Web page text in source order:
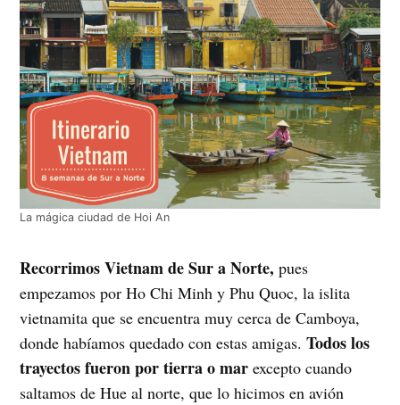
La mágica ciudad de Hoi An
Recorrimos Vietnam de Sur a Norte, pues
empezamos por Ho Chi Minh y Phu Quoc, la islita
vietnamita que se encuentra muy cerca de Camboya,
donde habíamos quedado con estas amigas.Todos los
trayectos fueron por tierra o mar excepto cuando
saltamos de Hue al norte, que lo hicimos en avión